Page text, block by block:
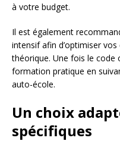
à votre budget.
Il est également
intensif afin d’optimiser vos
théorique. Une fois le code
formation pratique en
auto-école.
Un choix
spécifiques